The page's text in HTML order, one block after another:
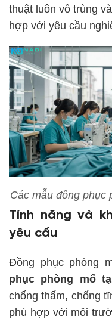
thuật luôn vô trùng
hợp với yêu cầu
Các mẫu đồng phục
Tính năng và
yêu cầu
Đồng phục phòng
phục phòng mổ
chống thấm, chống
phù hợp với môi